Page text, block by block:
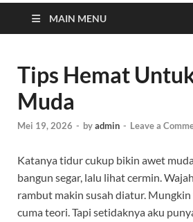
MAIN MENU
Tips Hemat
Muda
Mei 19, 2026 - byadmin - Leave a
Katanya tidur cukup bikin awet
bangun segar, lalu lihat cermin.
rambut makin susah diatur.
cuma teori. Tapi setidaknya aku